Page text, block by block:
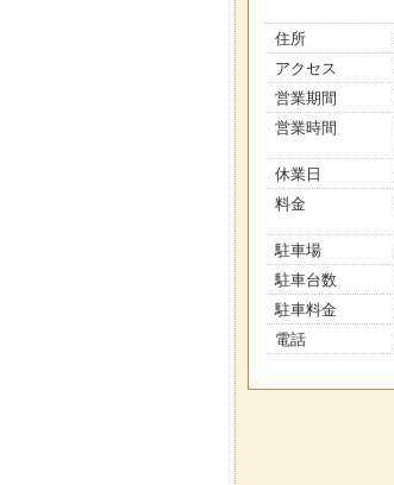
住所
アクセス
営業期間
営業時間
休業日
料金
駐車場
駐車台数
駐車料金
電話